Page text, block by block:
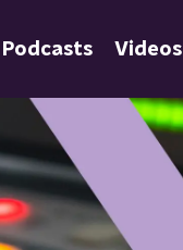
Podcasts Videos